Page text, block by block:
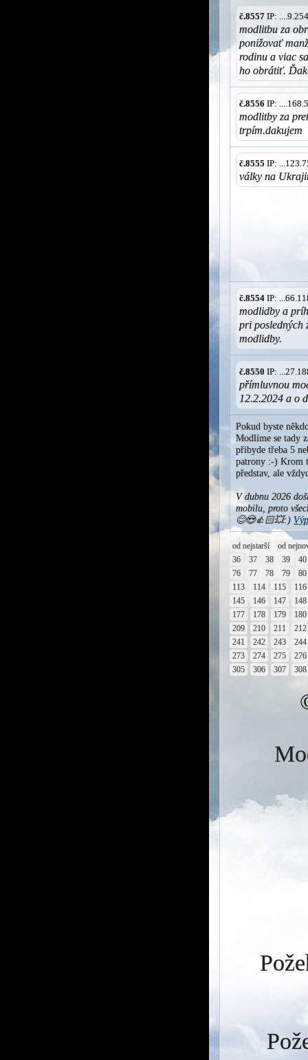
č.8557 IP:
modlitbu za
ponižovať
rodinu a viac
ho obrátiť.
č.8556 IP:
modlitby za
trpím.dakujem
č.8555 IP:
války na
č.8554 IP:
modlidby a
pri posledných
modlidby.
č.8550 IP:
přímluvnou
12.2.2024 a o
Pokud byste
Modlíme se tady
přibyde třeba 5
patrony :-) Krom
představ, ale
V dubnu 2026
mobilu, proto
😊😍👍🏻💥:)
od nejstarší
od
36
37 38 39
40
76
77 78 79
80
113
114 115
116
145
146 147
148
177
178 179
180
209
210 211
212
241
242 243
244
273
274 275
276
305
306 307 308